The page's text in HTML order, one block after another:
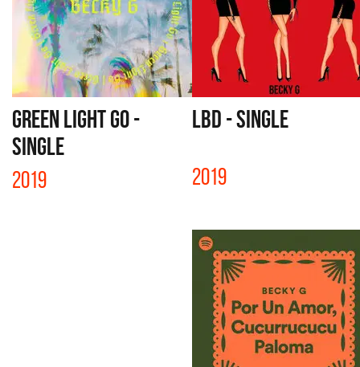
GREEN LIGHT GO -
SINGLE
2019
LBD - SINGLE
2019